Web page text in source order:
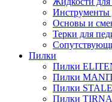
Инструменты
Основы и
Терки для
Пилки
Пилки
Пилки
Пилки
Пилки